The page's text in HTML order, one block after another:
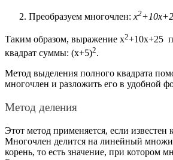
Преобразуем многочлен:x2
Таким образом, выражение x2+10x+25
квадрат суммы: (x+5)2.
Метод выделения полного квадрата
многочлен и разложить его в удобной
Метод деления
Этот метод применяется, если известен
Многочлен делится на линейный
корень, то есть значение, при котором